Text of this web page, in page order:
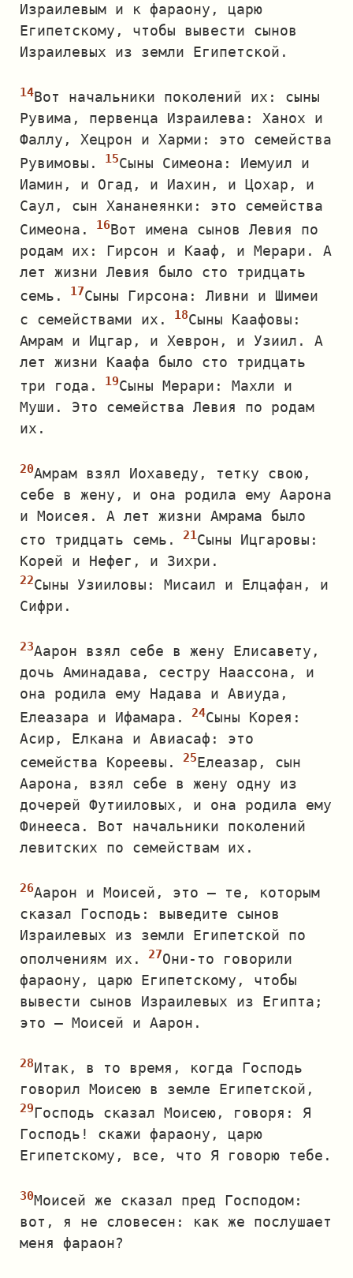
Израилевым и к фараону, царю
Египетскому, чтобы вывести сынов
Израилевых из земли Египетской.
Вот начальники поколений их: сыны
Рувима, первенца Израилева: Ханох и
Фаллу, Хецрон и Харми: это семейства
Рувимовы.
Сыны Симеона: Иемуил и
Иамин, и Огад, и Иахин, и Цохар, и
Саул, сын Хананеянки: это семейства
Симеона.
Вот имена сынов Левия по
родам их: Гирсон и Кааф, и Мерари. А
лет жизни Левия было сто тридцать
семь.
Сыны Гирсона: Ливни и Шимеи
с семействами их.
Сыны Каафовы:
Амрам и Ицгар, и Хеврон, и Узиил. А
лет жизни Каафа было сто тридцать
три года.
Сыны Мерари: Махли и
Муши. Это семейства Левия по родам
их.
Амрам взял Иохаведу, тетку свою,
себе в жену, и она родила ему Аарона
и Моисея. А лет жизни Амрама было
сто тридцать семь.
Сыны Ицгаровы:
Корей и Нефег, и Зихри.
Сыны Узииловы: Мисаил и Елцафан, и
Сифри.
Аарон взял себе в жену Елисавету,
дочь Аминадава, сестру Наассона, и
она родила ему Надава и Авиуда,
Елеазара и Ифамара.
Сыны Корея:
Асир, Елкана и Авиасаф: это
семейства Кореевы.
Елеазар, сын
Аарона, взял себе в жену одну из
дочерей Футииловых, и она родила ему
Финееса. Вот начальники поколений
левитских по семействам их.
Аарон и Моисей, это — те, которым
сказал Господь: выведите сынов
Израилевых из земли Египетской по
ополчениям их.
Они‐то говорили
фараону, царю Египетскому, чтобы
вывести сынов Израилевых из Египта;
это — Моисей и Аарон.
Итак, в то время, когда Господь
говорил Моисею в земле Египетской,
Господь сказал Моисею, говоря: Я
Господь! скажи фараону, царю
Египетскому, все, что Я говорю тебе.
Моисей же сказал пред Господом:
вот, я не словесен: как же послушает
меня фараон?